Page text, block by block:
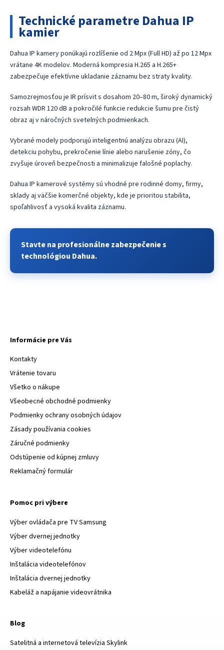
Technické parametre Dahua IP
kamier
Dahua IP kamery ponúkajú rozlíšenie od 2 Mpx (Full HD) až po 12 Mpx
vrátane 4K modelov. Moderná kompresia H.265 a H.265+
zabezpečuje efektívne ukladanie záznamu bez straty kvality.
Samozrejmosťou je IR prísvit s dosahom 20–80 m, široký dynamický
rozsah WDR 120 dB a pokročilé funkcie redukcie šumu pre čistý
obraz aj v náročných svetelných podmienkach.
Vybrané modely podporujú inteligentnú analýzu obrazu (AI),
detekciu pohybu, prekročenie línie alebo narušenie zóny, čo
zvyšuje úroveň bezpečnosti a minimalizuje falošné poplachy.
Dahua IP kamerové systémy sú vhodné pre rodinné domy, firmy,
sklady aj väčšie komerčné objekty, kde je prioritou stabilita,
spoľahlivosť a vysoká kvalita záznamu.
Stavte na profesionálne zabezpečenie s
technológiou Dahua.
Informácie pre Vás
Kontakty
Vrátenie tovaru
Všetko o nákupe
Všeobecné obchodné podmienky
Podmienky ochrany osobných údajov
Zásady používania cookies
Záručné podmienky
Odstúpenie od kúpnej zmluvy
Reklamačný formulár
Pomoc pri výbere
Výber ovládača pre TV Samsung
Výber dvernej jednotky
Výber videotelefónu
Inštalácia videotelefónov
Inštalácia dvernej jednotky
Kabeláž a napájanie videovrátnika
Blog
Satelitná a internetová televízia Skylink